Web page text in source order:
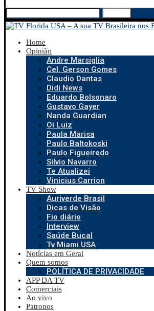
Home
Opinião
Andre Marsiglia
Cel. Gerson Gomes
Claudio Dantas
Didi News
Eduardo Bolsonaro
Gustavo Gayer
Nanda Guardian
Oi Luiz
Paula Marisa
Paulo Baltokoski
Paulo Figueiredo
Silvio Navarro
Te Atualizei
Vinicius Carrion
TV Show
Auriverde Brasil
Dicas de Visão
Fio diário
Interview
Saúde Bucal
Tv Miami USA
Notícias em Geral
Quem somos
POLÍTICA DE PRIVACIDADE
APP DA TV
Comerciais
Ao vivo
Patronos